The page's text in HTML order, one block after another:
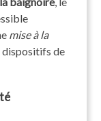
mise à la
dispositifs de